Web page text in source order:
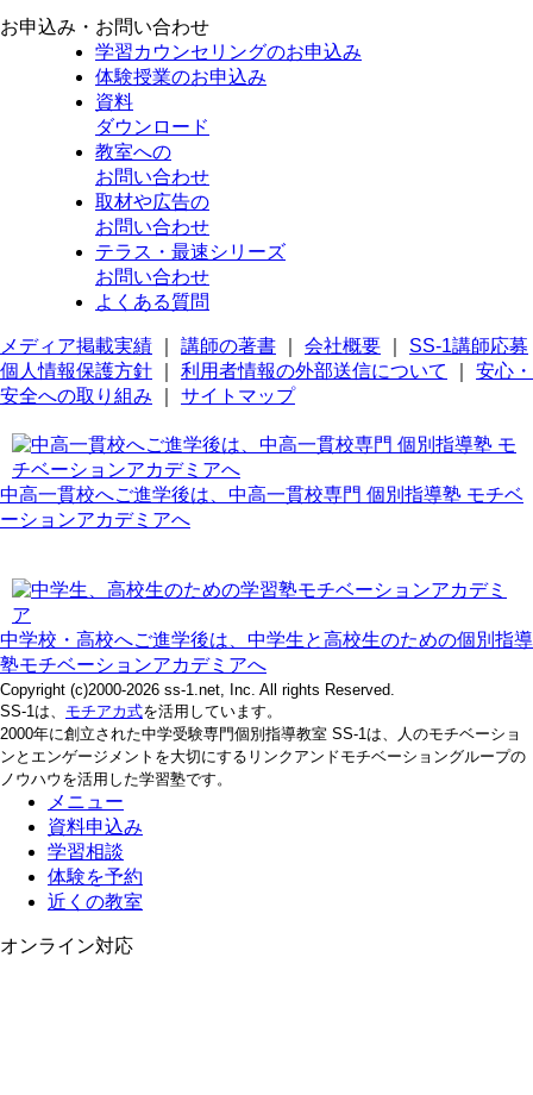
お申込み・お問い合わせ
学習カウンセリングのお申込み
体験授業のお申込み
資料
ダウンロード
教室への
お問い合わせ
取材や広告の
お問い合わせ
テラス・最速シリーズ
お問い合わせ
よくある質問
メディア掲載実績 講師の著書 会社概要
SS-1講師応募
個人情報保護方針
利用者情報の外部送信について
安心・
安全への取り組み
サイトマップ
中高一貫校へご進学後は、中高一貫校専門 個別指導塾 モチベ
ーションアカデミアへ
中学校・高校へご進学後は、中学生と高校生のための個別指導
塾モチベーションアカデミアへ
Copyright (c)2000-2026 ss-1.net, Inc. All rights Reserved.
SS-1は、 モチアカ式を活用しています。
2000年に創立された中学受験専門個別指導教室 SS-1は、人のモチベーショ
ンとエンゲージメントを大切にするリンクアンドモチベーショングループの
ノウハウを活用した学習塾です。
メニュー
資料申込み
学習相談
体験を予約
近くの教室
オンライン対応